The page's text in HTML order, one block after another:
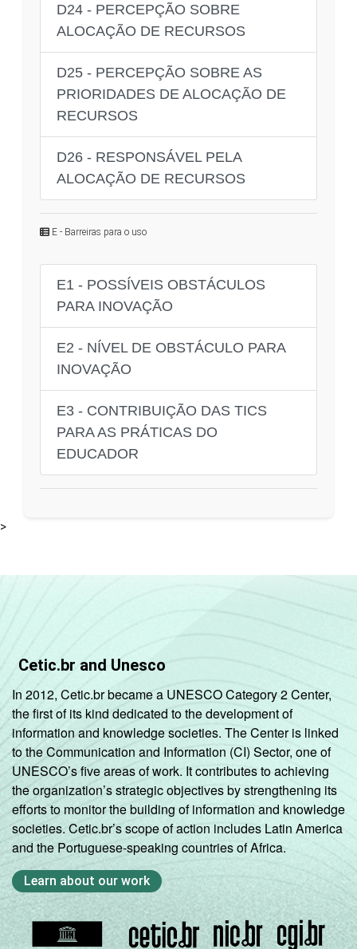
D24 - PERCEPÇÃO SOBRE
ALOCAÇÃO DE RECURSOS
D25 - PERCEPÇÃO SOBRE AS
PRIORIDADES DE ALOCAÇÃO DE
RECURSOS
D26 - RESPONSÁVEL PELA
ALOCAÇÃO DE RECURSOS
E - Barreiras para o uso
E1 - POSSÍVEIS OBSTÁCULOS
PARA INOVAÇÃO
E2 - NÍVEL DE OBSTÁCULO PARA
INOVAÇÃO
E3 - CONTRIBUIÇÃO DAS TICS
PARA AS PRÁTICAS DO
EDUCADOR
>
Cetic.br and Unesco
In 2012, Cetic.br became a UNESCO Category 2 Center,
the first of its kind dedicated to the development of
information and knowledge societies. The Center is linked
to the Communication and Information (CI) Sector, one of
UNESCO’s five areas of work. It contributes to achieving
the organization’s strategic objectives by strengthening its
efforts to monitor the building of information and knowledge
societies. Cetic.br’s scope of action includes Latin America
and the Portuguese-speaking countries of Africa.
Learn about our work